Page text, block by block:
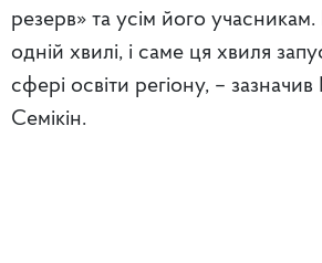
резерв» та усім його
одній хвилі, і саме ця хвиля
сфері освіти регіону, –
Семікін.